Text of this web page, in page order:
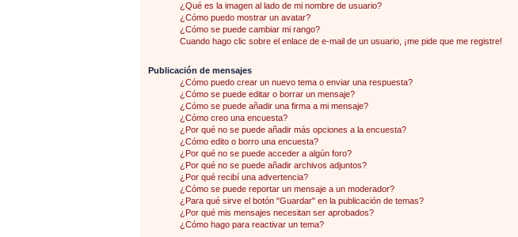
¿Qué es la imagen al lado de mi nombre de usuario?
¿Cómo puedo mostrar un avatar?
¿Cómo se puede cambiar mi rango?
Cuando hago clic sobre el enlace de e-mail de un usuario, ¡me pide que me registre!
Publicación de mensajes
¿Cómo puedo crear un nuevo tema o enviar una respuesta?
¿Cómo se puede editar o borrar un mensaje?
¿Cómo se puede añadir una firma a mi mensaje?
¿Cómo creo una encuesta?
¿Por qué no se puede añadir más opciones a la encuesta?
¿Cómo edito o borro una encuesta?
¿Por qué no se puede acceder a algún foro?
¿Por qué no se puede añadir archivos adjuntos?
¿Por qué recibí una advertencia?
¿Cómo se puede reportar un mensaje a un moderador?
¿Para qué sirve el botón "Guardar" en la publicación de temas?
¿Por qué mis mensajes necesitan ser aprobados?
¿Cómo hago para reactivar un tema?